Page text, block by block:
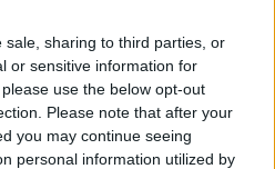
sale, sharing to third parties, or
or sensitive information for
use the below opt-out
Please note that after your
you may continue seeing
personal information utilized by